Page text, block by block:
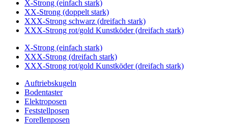
X-Strong (einfach stark)
XX-Strong (doppelt stark)
XXX-Strong schwarz (dreifach stark)
XXX-Strong rot/gold Kunstköder (dreifach stark)
X-Strong (einfach stark)
XXX-Strong (dreifach stark)
XXX-Strong rot/gold Kunstköder (dreifach stark)
Auftriebskugeln
Bodentaster
Elektroposen
Feststellposen
Forellenposen